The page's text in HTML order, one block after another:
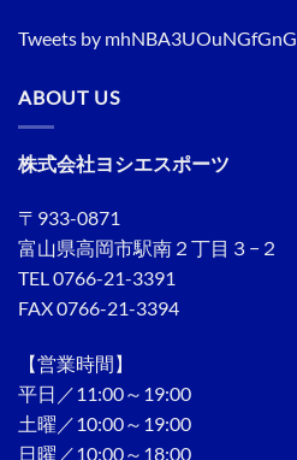
Tweets by mhNBA3UOuNGfGnG
ABOUT US
株式会社ヨシエスポーツ
〒933-0871
富山県高岡市駅南２丁目３−２
TEL 0766-21-3391
FAX 0766-21-3394
【営業時間】
平日／11:00～19:00
土曜／10:00～19:00
日曜／10:00～18:00